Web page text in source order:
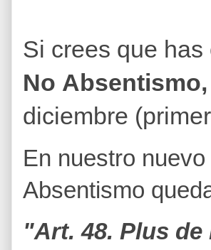
Si crees que
No Absentismo,
diciembre
En nuestro nuevo
Absentismo
"Art. 48. Plus